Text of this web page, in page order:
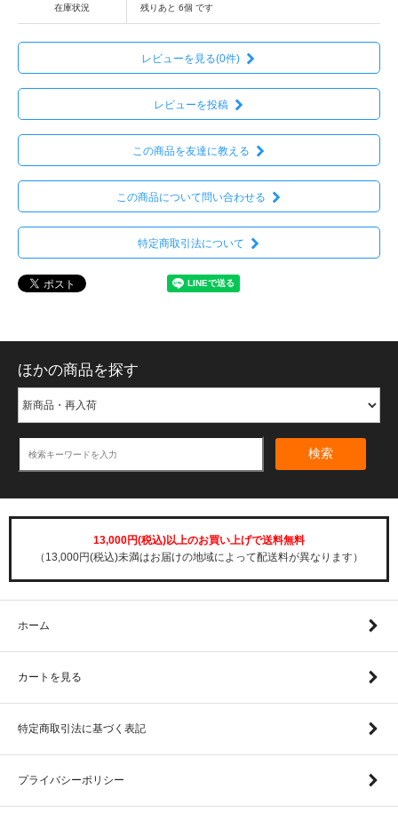
在庫状況 残りあと 6個 です
レビューを見る(0件)
レビューを投稿
この商品を友達に教える
この商品について問い合わせる
特定商取引法について
ほかの商品を探す
検索
13,000円(税込)以上のお買い上げで送料無料
（13,000円(税込)未満はお届けの地域によって配送料が異なります）
ホーム
カートを見る
特定商取引法に基づく表記
プライバシーポリシー